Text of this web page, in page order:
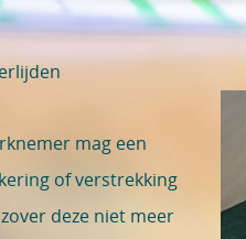
mag een
of verstrekking
deze niet meer